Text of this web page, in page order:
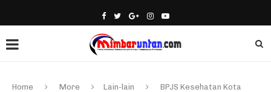
Home More Lain-lain
BPJS Kesehatan Kota